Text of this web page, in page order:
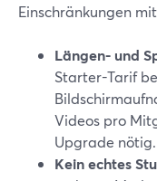
Einschränkungen
Längen- und
Starter-Tarif
Videos pro
Upgrade
Kein echtes